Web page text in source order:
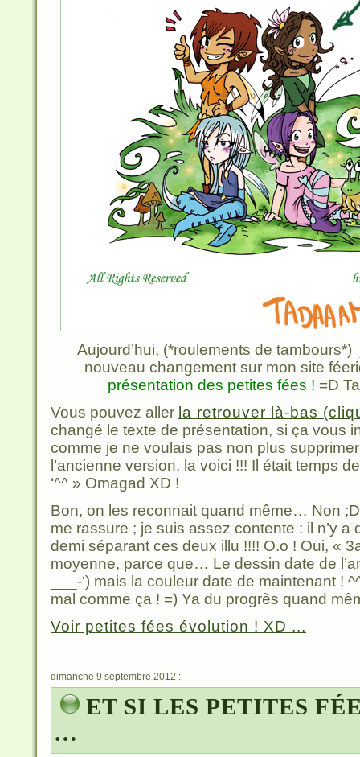
Aujourd’hui, (*roulements de
nouveau changement sur mon site
présentation des petites fées ! =D
Vous pouvez aller la retrouver là-bas
changé le texte de présentation, si ça vous
comme je ne voulais pas non plus
l’ancienne version, la voici !!! Il était temps
‘^^ » Omagad XD !
Bon, on les reconnait quand même… Non
me rassure ; je suis assez contente : il n’y a
demi séparant ces deux illu !!!! O.o ! Oui, «
moyenne, parce que… Le dessin date de
___-‘) mais la couleur date de maintenant !
mal comme ça ! =) Ya du progrès quand
Voir petites fées évolution ! XD ...
dimanche 9 septembre 2012 :
ET SI LES PETITES
…